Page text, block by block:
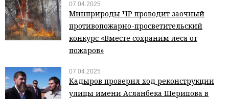
07.04.2025
Минприроды ЧР проводит заочный
противопожарно-просветительский
конкурс «Вместе сохраним леса от
пожаров»
07.04.2025
Кадыров проверил ход реконструкции
улицы имени Асланбека Шерипова в